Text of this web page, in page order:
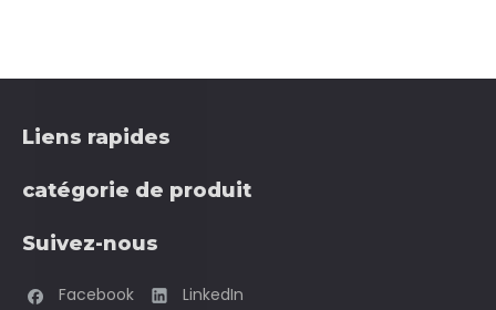
Liens rapides
catégorie de produit
Suivez-nous
Facebook
LinkedIn